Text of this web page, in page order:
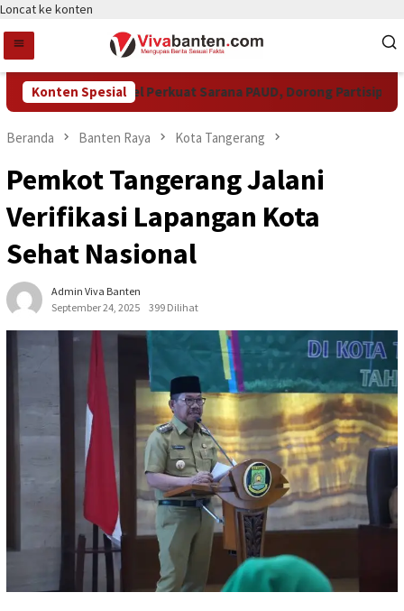
Loncat ke konten
Konten Spesial
Pemkot Tangsel Perkuat Sarana PAUD, Dorong Partisipasi
Beranda Banten Raya Kota Tangerang
Pemkot Tangerang Jalani
Verifikasi Lapangan Kota
Sehat Nasional
Admin Viva Banten
September 24, 2025
399 Dilihat